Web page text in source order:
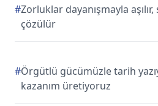
#Zorluklar dayanışmayla
çözülür
#Örgütlü gücümüzle tarih
kazanım üretiyoruz